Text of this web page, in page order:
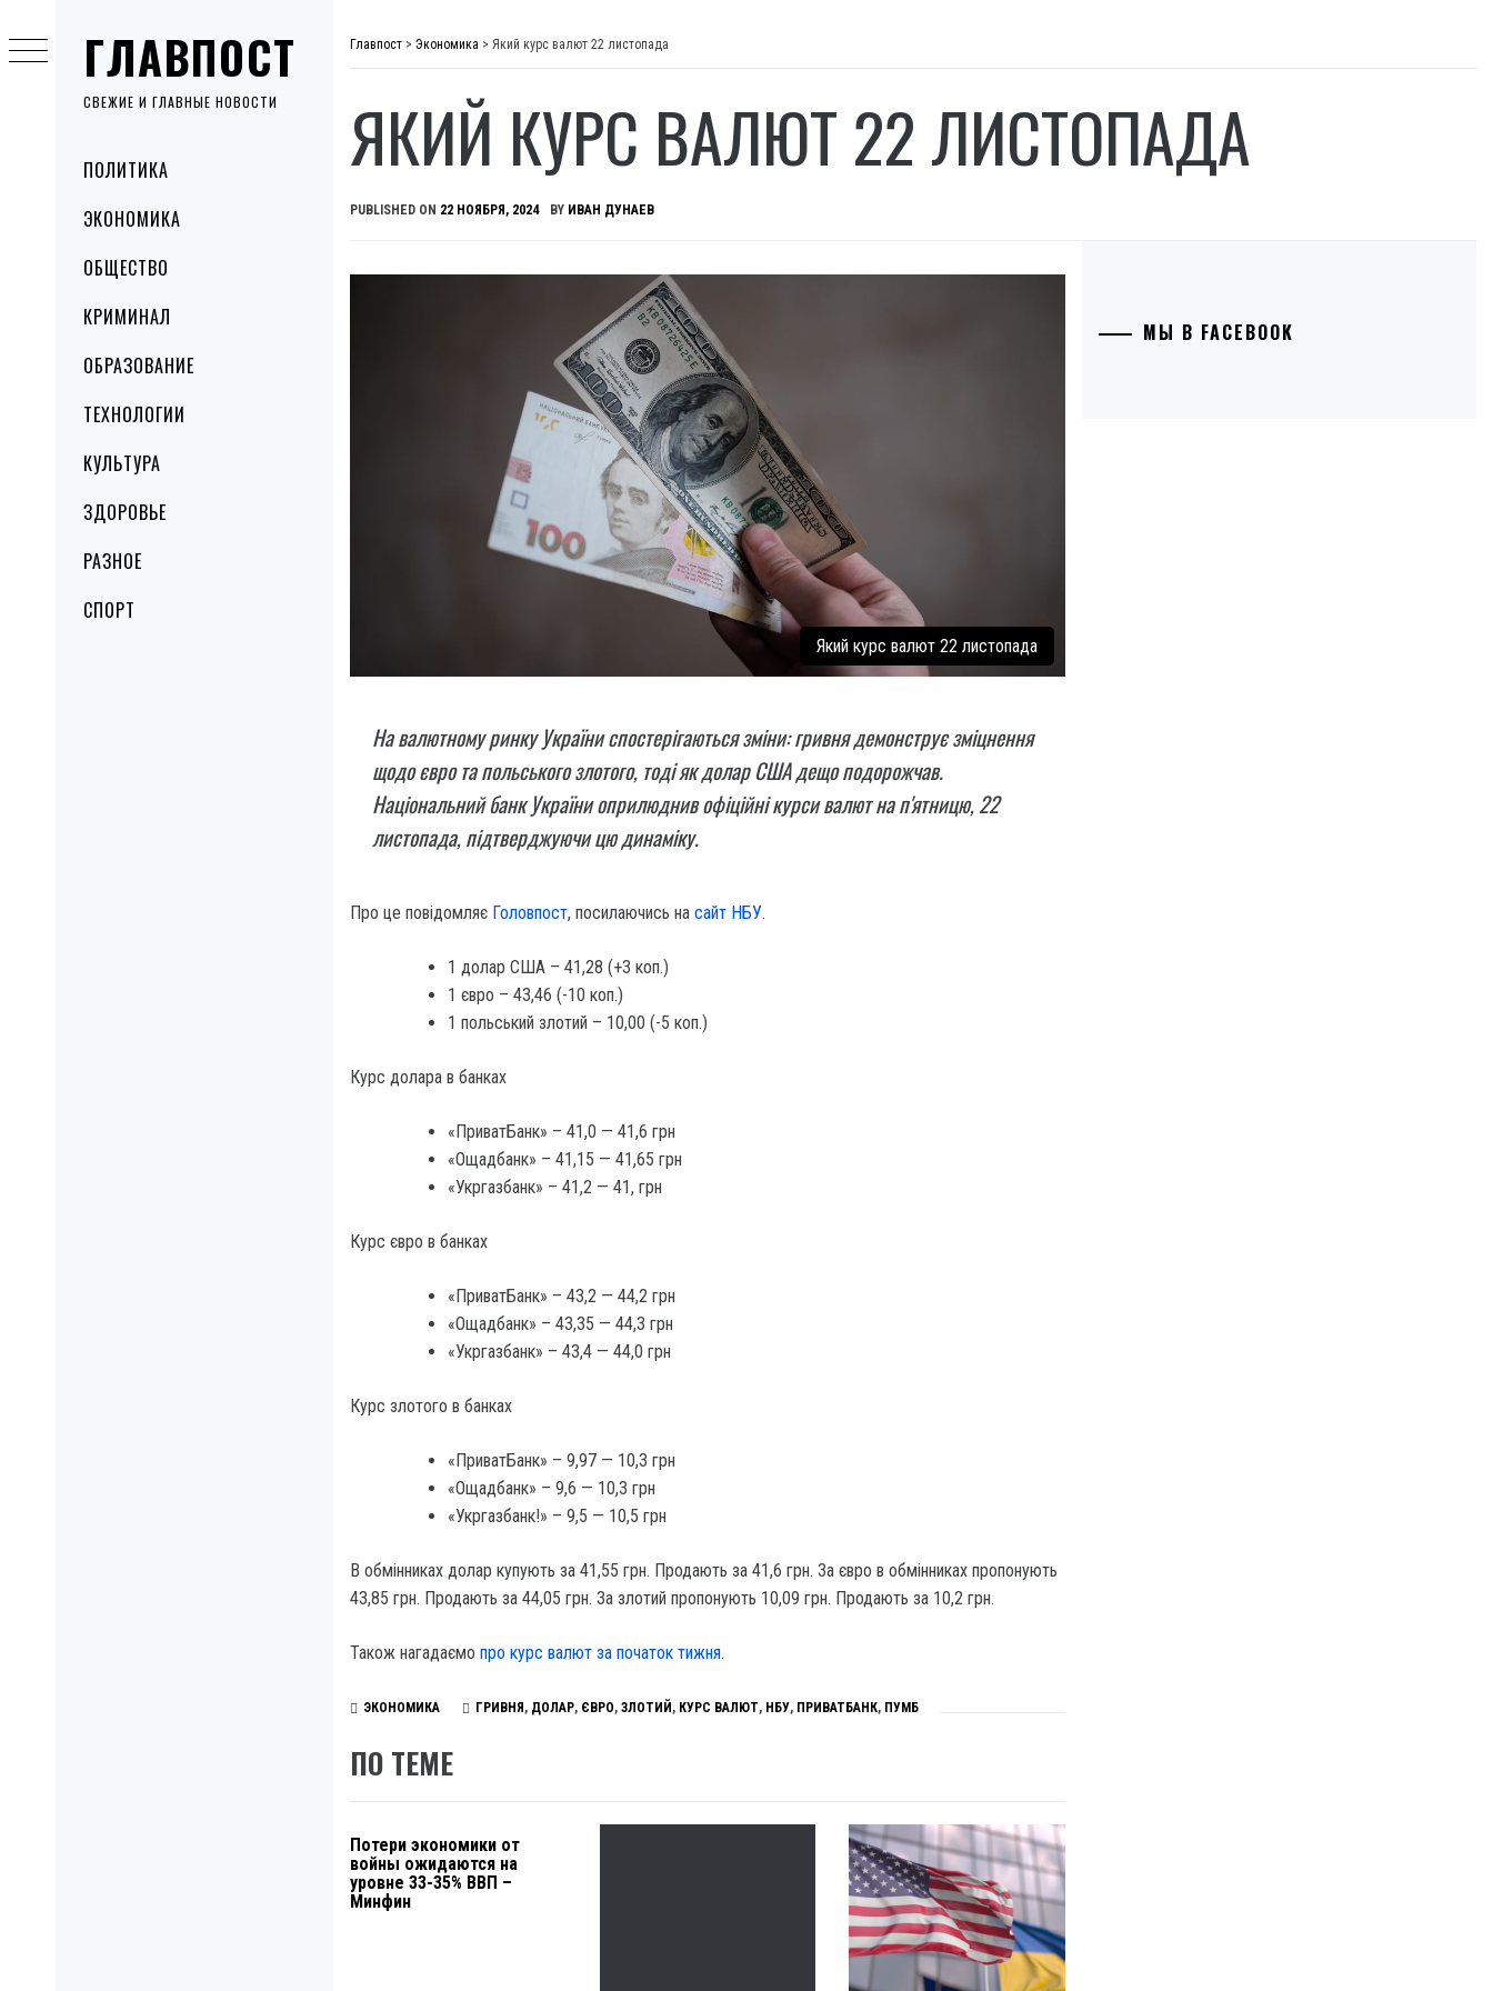
ГЛАВПОСТ
СВЕЖИЕ И ГЛАВНЫЕ НОВОСТИ
MenuПОЛИТИКА
ЭКОНОМИКА
ОБЩЕСТВО
КРИМИНАЛ
ОБРАЗОВАНИЕ
ТЕХНОЛОГИИ
КУЛЬТУРА
ЗДОРОВЬЕ
РАЗНОЕ
СПОРТ
to
content
Главпост > Экономика > Який курс валют 22 листопада
ЯКИЙ КУРС ВАЛЮТ 22 ЛИСТОПАДА
PUBLISHED ON 22 НОЯБРЯ, 2024 BY ИВАН ДУНАЕВ
Який курс валют 22 листопада
На валютному ринку України спостерігаються зміни: гривня демонструє зміцнення
щодо євро та польського злотого, тоді як долар США дещо подорожчав.
Національний банк України оприлюднив офіційні курси валют на п'ятницю, 22
листопада, підтверджуючи цю динаміку.
Про це повідомляє Головпост, посилаючись на сайт НБУ.
1 долар США – 41,28 (+3 коп.)
1 євро – 43,46 (-10 коп.)
1 польський злотий – 10,00 (-5 коп.)
Курс долара в банках
«ПриватБанк» – 41,0 — 41,6 грн
«Ощадбанк» – 41,15 — 41,65 грн
«Укргазбанк» – 41,2 — 41, грн
Курс євро в банках
«ПриватБанк» – 43,2 — 44,2 грн
«Ощадбанк» – 43,35 — 44,3 грн
«Укргазбанк» – 43,4 — 44,0 грн
Курс злотого в банках
«ПриватБанк» – 9,97 — 10,3 грн
«Ощадбанк» – 9,6 — 10,3 грн
«Укргазбанк!» – 9,5 — 10,5 грн
В обмінниках долар купують за 41,55 грн. Продають за 41,6 грн. За євро в обмінниках пропонують
43,85 грн. Продають за 44,05 грн. За злотий пропонують 10,09 грн. Продають за 10,2 грн.
Також нагадаємо про курс валют за початок тижня.
ЭКОНОМИКА ГРИВНЯ , ДОЛАР, ЄВРО, ЗЛОТИЙ , КУРС ВАЛЮТ, НБУ, ПРИВАТБАНК, ПУМБ
ПО ТЕМЕ
Потери экономики от
войны ожидаются на
уровне 33-35% ВВП –
Минфин
МЫ В FACEBOOK